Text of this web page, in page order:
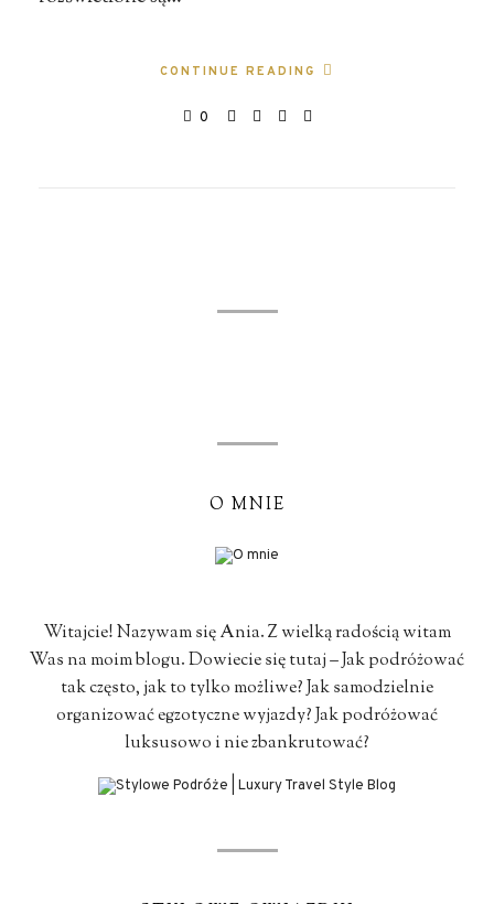
CONTINUE READING
0
O MNIE
Witajcie! Nazywam się Ania. Z wielką radością witam
Was na moim blogu. Dowiecie się tutaj – Jak podróżować
tak często, jak to tylko możliwe? Jak samodzielnie
organizować egzotyczne wyjazdy? Jak podróżować
luksusowo i nie zbankrutować?